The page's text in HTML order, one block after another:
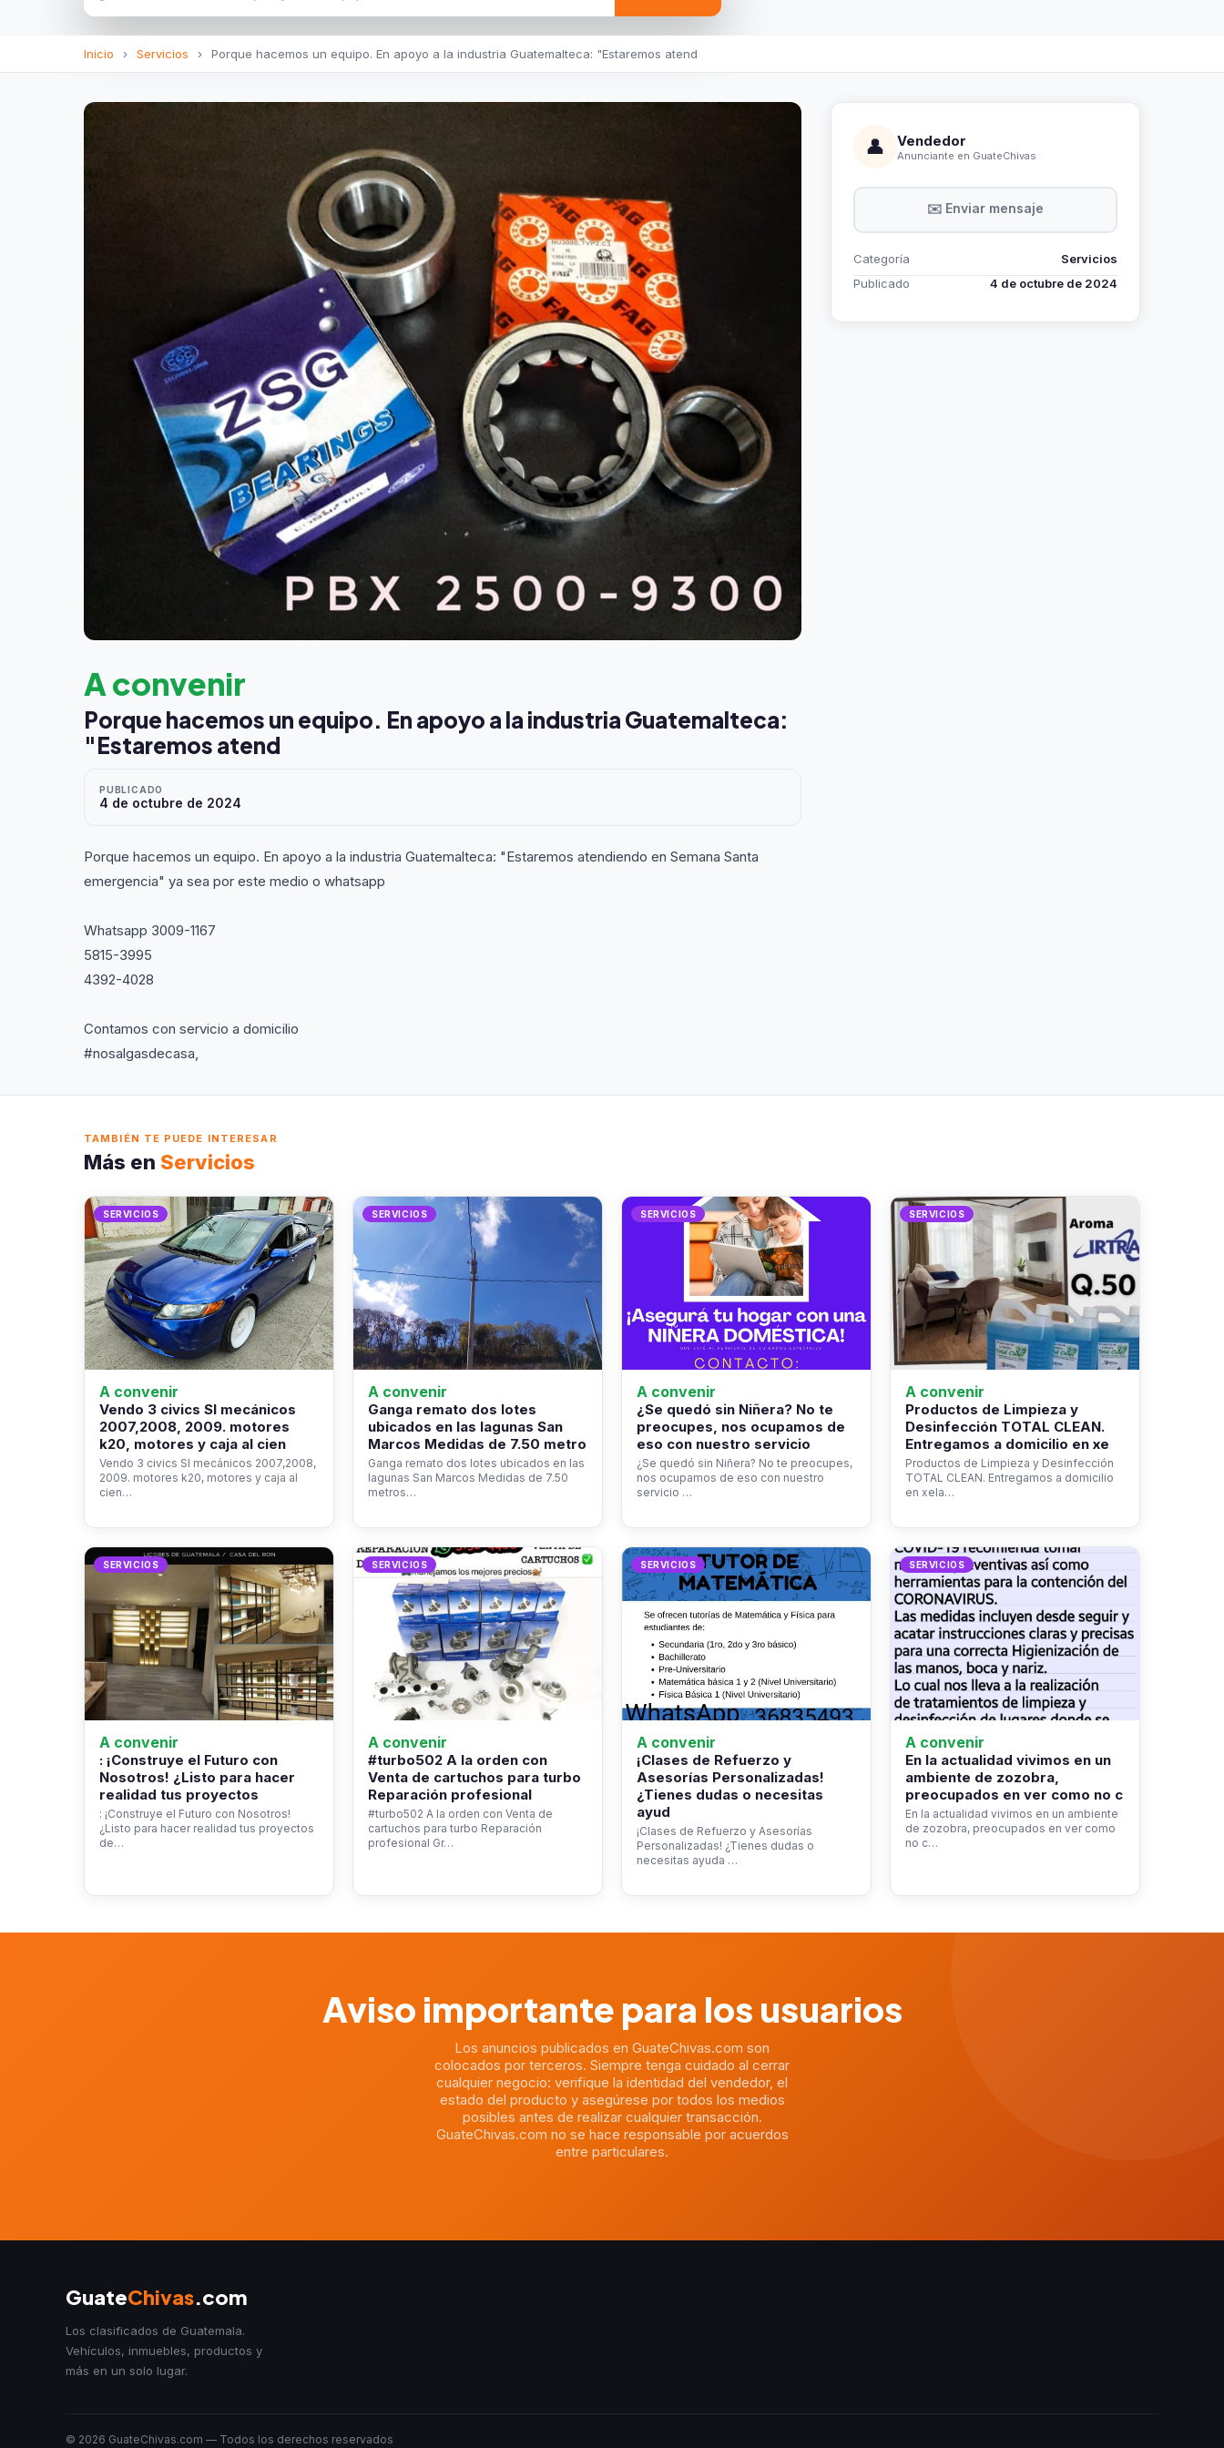
Inicio › Servicios › Porque hacemos un equipo. En apoyo a la industria Guatemalteca: "Estaremos atend
A convenir
Porque hacemos un equipo. En apoyo a la industria Guatemalteca:
"Estaremos atend
PUBLICADO
4 de octubre de 2024
Porque hacemos un equipo. En apoyo a la industria Guatemalteca: "Estaremos atendiendo en Semana Santa
emergencia" ya sea por este medio o whatsapp
Whatsapp 3009-1167
5815-3995
4392-4028
Contamos con servicio a domicilio
#nosalgasdecasa,
👤 Vendedor
Anunciante en GuateChivas
✉️ Enviar mensaje
Categoría
Servicios
Publicado
4 de octubre de 2024
TAMBIÉN TE PUEDE INTERESAR
Más en Servicios
SERVICIOS
A convenir
Vendo 3 civics SI mecánicos
2007,2008, 2009. motores
k20, motores y caja al cien
Vendo 3 civics SI mecánicos 2007,2008,
2009. motores k20, motores y caja al
cien…
SERVICIOS
A convenir
Ganga remato dos lotes
ubicados en las lagunas San
Marcos Medidas de 7.50 metro
Ganga remato dos lotes ubicados en las
lagunas San Marcos Medidas de 7.50
metros…
SERVICIOS
A convenir
¿Se quedó sin Niñera? No te
preocupes, nos ocupamos de
eso con nuestro servicio
¿Se quedó sin Niñera? No te preocupes,
nos ocupamos de eso con nuestro
servicio …
SERVICIOS
A convenir
Productos de Limpieza y
Desinfección TOTAL CLEAN.
Entregamos a domicilio en xe
Productos de Limpieza y Desinfección
TOTAL CLEAN. Entregamos a domicilio
en xela…
SERVICIOS
A convenir
: ¡Construye el Futuro con
Nosotros! ¿Listo para hacer
realidad tus proyectos
: ¡Construye el Futuro con Nosotros!
¿Listo para hacer realidad tus proyectos
de…
SERVICIOS
A convenir
#turbo502 A la orden con
Venta de cartuchos para turbo
Reparación profesional
#turbo502 A la orden con Venta de
cartuchos para turbo Reparación
profesional Gr…
SERVICIOS
A convenir
¡Clases de Refuerzo y
Asesorías Personalizadas!
¿Tienes dudas o necesitas
ayud
¡Clases de Refuerzo y Asesorías
Personalizadas! ¿Tienes dudas o
necesitas ayuda …
SERVICIOS
A convenir
En la actualidad vivimos en un
ambiente de zozobra,
preocupados en ver como no c
En la actualidad vivimos en un ambiente
de zozobra, preocupados en ver como
no c…
Aviso importante para los usuarios
Los anuncios publicados en GuateChivas.com son
colocados por terceros. Siempre tenga cuidado al cerrar
cualquier negocio: verifique la identidad del vendedor, el
estado del producto y asegúrese por todos los medios
posibles antes de realizar cualquier transacción.
GuateChivas.com no se hace responsable por acuerdos
entre particulares.
GuateChivas.com
Los clasificados de Guatemala.
Vehículos, inmuebles, productos y
más en un solo lugar.
© 2026 GuateChivas.com — Todos los derechos reservados